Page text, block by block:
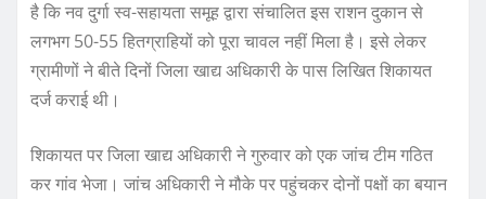
है कि नव दुर्गा स्व-सहायता समूह द्वारा संचालित इस राशन दुकान से
लगभग 50-55 हितग्राहियों को पूरा चावल नहीं मिला है। इसे लेकर
ग्रामीणों ने बीते दिनों जिला खाद्य अधिकारी के पास लिखित शिकायत
दर्ज कराई थी।
शिकायत पर जिला खाद्य अधिकारी ने गुरुवार को एक जांच टीम गठित
कर गांव भेजा। जांच अधिकारी ने मौके पर पहुंचकर दोनों पक्षों का बयान